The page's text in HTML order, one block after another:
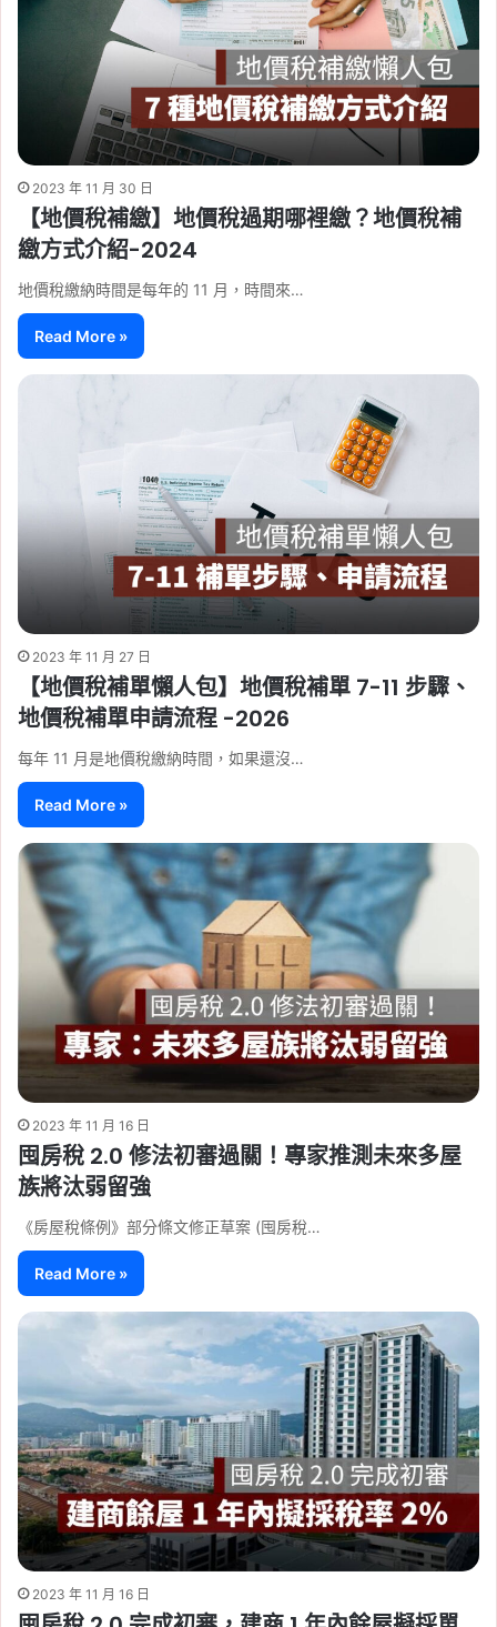
2023 年 11 月 30 日
【地價稅補繳】地價稅過期哪裡繳？地價稅補
繳方式介紹-2024
地價稅繳納時間是每年的 11 月，時間來…
Read More »
2023 年 11 月 27 日
【地價稅補單懶人包】地價稅補單 7-11 步驟、
地價稅補單申請流程 -2026
每年 11 月是地價稅繳納時間，如果還沒…
Read More »
2023 年 11 月 16 日
囤房稅 2.0 修法初審過關！專家推測未來多屋
族將汰弱留強
《房屋稅條例》部分條文修正草案 (囤房稅…
Read More »
2023 年 11 月 16 日